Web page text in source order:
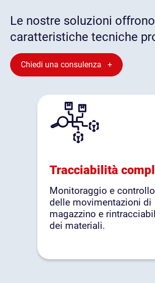
Le nostre soluzioni
caratteristiche tecniche
Chiedi una consulenza +
Tracciabilità
Monitoraggio e controllo
delle movimentazioni di
magazzino e
dei materiali.